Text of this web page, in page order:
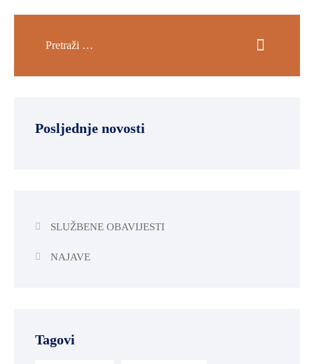
Posljednje novosti
SLUŽBENE OBAVIJESTI
NAJAVE
Tagovi